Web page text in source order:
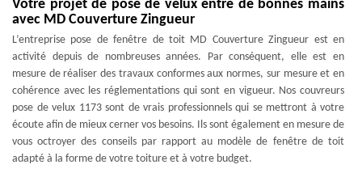
Votre projet de pose de velux entre de bonnes mains
avec MD Couverture Zingueur
L’entreprise pose de fenêtre de toit MD Couverture Zingueur est en
activité depuis de nombreuses années. Par conséquent, elle est en
mesure de réaliser des travaux conformes aux normes, sur mesure et en
cohérence avec les réglementations qui sont en vigueur. Nos couvreurs
pose de velux 1173 sont de vrais professionnels qui se mettront à votre
écoute afin de mieux cerner vos besoins. Ils sont également en mesure de
vous octroyer des conseils par rapport au modèle de fenêtre de toit
adapté à la forme de votre toiture et à votre budget.